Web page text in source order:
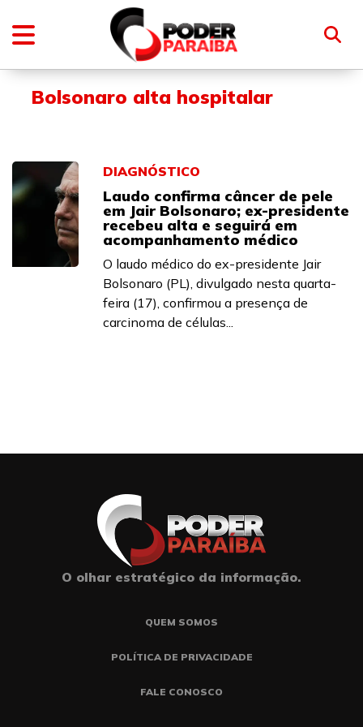
Bolsonaro alta hospitalar
DIAGNÓSTICO
Laudo confirma câncer de pele
em Jair Bolsonaro; ex-presidente
recebeu alta e seguirá em
acompanhamento médico
O laudo médico do ex-presidente Jair
Bolsonaro (PL), divulgado nesta quarta-
feira (17), confirmou a presença de
carcinoma de células...
O olhar estratégico da informação.
QUEM SOMOS
POLÍTICA DE PRIVACIDADE
FALE CONOSCO